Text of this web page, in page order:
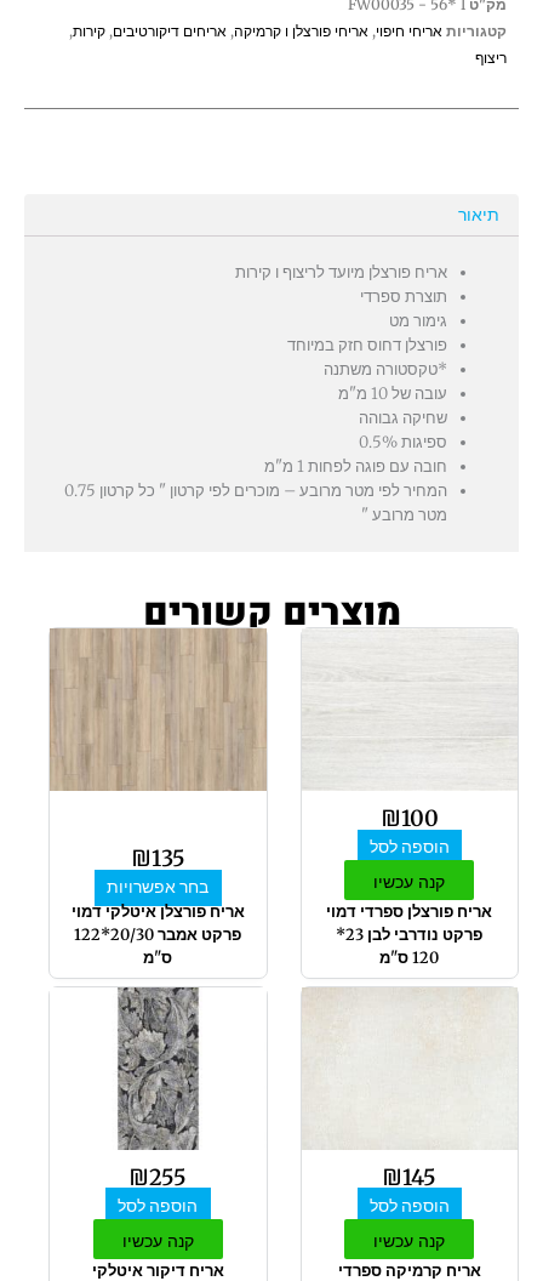
מק"ט FW00035 - 56* I
קטגוריות אריחי חיפוי, אריחי פורצלן ו קרמיקה, אריחים דיקורטיבים, קירות,
ריצוף
תיאור
אריח פורצלן מיועד לריצוף ו קירות
תוצרת ספרדי
גימור מט
פורצלן דחוס חזק במיוחד
*טקסטורה משתנה
עובה של 10 מ"מ
שחיקה גבוהה
ספיגות 0.5%
חובה עם פוגה לפחות 1 מ"מ
המחיר לפי מטר מרובע – מוכרים לפי קרטון " כל קרטון 0.75
מטר מרובע "
מוצרים קשורים
₪100
הוספה לסל
קנה עכשיו
אריח פורצלן ספרדי דמוי
פרקט נודרבי לבן 23*
120 ס"מ
₪135
בחר אפשרויות
למוצר
האפשרויות
בעמוד
המוצר
אריח פורצלן איטלקי דמוי
פרקט אמבר 20/30*122
ס"מ
₪145
הוספה לסל
קנה עכשיו
אריח קרמיקה ספרדי
₪255
הוספה לסל
קנה עכשיו
אריח דיקור איטלקי